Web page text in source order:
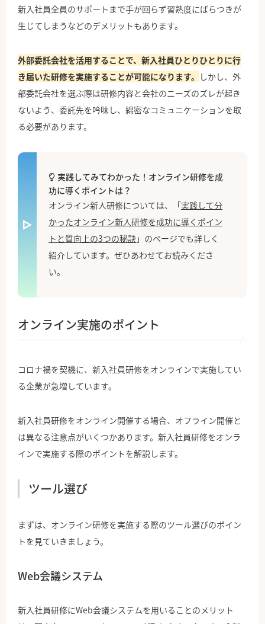
新入社員全員のサポートまで手が回らず習熟度にばらつきが
生じてしまうなどのデメリットもあります。
外部委託会社を活用することで、新入社員ひとりひとりに行
き届いた研修を実施することが可能になります。 しかし、外
部委託会社を選ぶ際は研修内容と会社のニーズのズレが起き
ないよう、委託先を吟味し、綿密なコミュニケーションを取
る必要があります。
実践してみてわかった！オンライン研修を成
功に導くポイントは？
オンライン新人研修については、「実践して分
かったオンライン新人研修を成功に導くポイン
トと質向上の3つの秘訣 」のページでも詳しく
紹介しています。ぜひあわせてお読みくださ
い。
オンライン実施のポイント
コロナ禍を契機に、新入社員研修をオンラインで実施してい
る企業が急増しています。
新入社員研修をオンライン開催する場合、オフライン開催と
は異なる注意点がいくつかあります。新入社員研修をオンラ
インで実施する際のポイントを解説します。
ツール選び
まずは、オンライン研修を実施する際のツール選びのポイン
トを見ていきましょう。
Web会議システム
新入社員研修にWeb会議システムを用いることのメリット